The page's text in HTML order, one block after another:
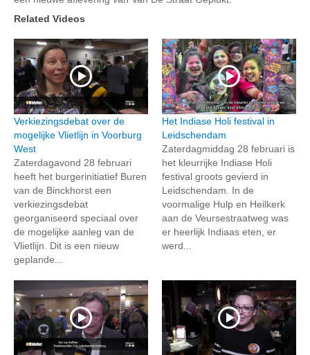
Related Videos
Verkiezingsdebat over de
mogelijke Vlietlijn in Voorburg
West
Zaterdagavond 28 februari
heeft het burgerinitiatief Buren
van de Binckhorst een
verkiezingsdebat
georganiseerd speciaal over
de mogelijke aanleg van de
Vlietlijn. Dit is een nieuw
geplande...
Het Indiase Holi festival in
Leidschendam
Zaterdagmiddag 28 februari is
het kleurrijke Indiase Holi
festival groots gevierd in
Leidschendam. In de
voormalige Hulp en Heilkerk
aan de Veursestraatweg was
er heerlijk Indiaas eten, er
werd...